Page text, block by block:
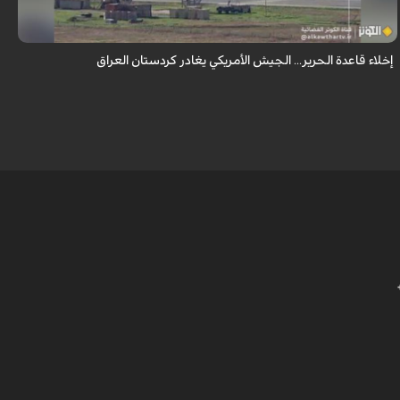
إخلاء قاعدة الحرير... الجيش الأمريكي يغادر كردستان العراق